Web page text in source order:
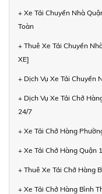
+ Xe Tải Chuyển Nhà
Toàn
+ Thuê Xe Tải Chuyển
XE]
+ Dịch Vụ Xe Tải Chuyển
+ Dịch Vụ Xe Tải Chở
24/7
+ Xe Tải Chở Hàng
+ Xe Tải Chở Hàng Quận
+ Thuê Xe Tải Chở Hàng
+ Xe Tải Chở Hàng Bình